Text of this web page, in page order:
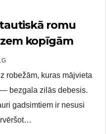
romu
kopīgām
robežām, kuras mājvieta
bezgala zilās debesis.
gadsimtiem ir nesusi